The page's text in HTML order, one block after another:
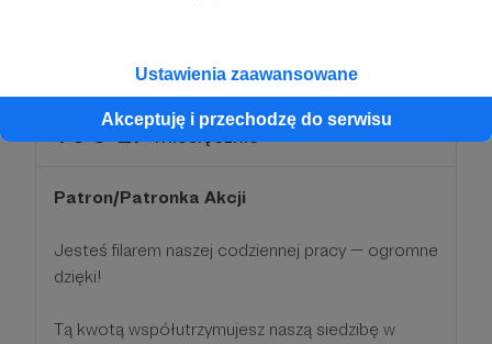
Ustawienia zaawansowane
Akceptuję i przechodzę do serwisu
100 zł miesięcznie
Patron/Patronka Akcji
Jesteś filarem naszej codziennej pracy — ogromne
dzięki!
Tą kwotą współutrzymujesz naszą siedzibę w